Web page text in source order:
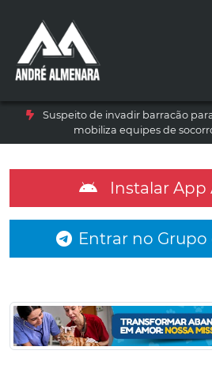
Suspeito de invadir barracão
mobiliza equipes de
Instalar App
Entrar no Grupo